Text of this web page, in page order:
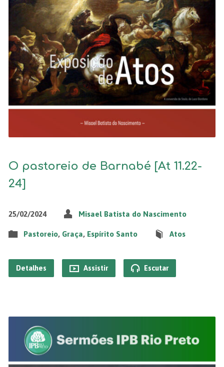
O pastoreio de Barnabé [At 11.22-
24]
25/02/2024 Misael Batista do Nascimento
Pastoreio, Graça, Espírito Santo Atos
Detalhes Assistir Escutar